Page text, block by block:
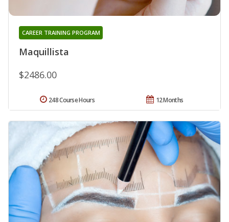
Maquillista
CAREER TRAINING PROGRAM
$2486.00
12 Months
248 Course Hours